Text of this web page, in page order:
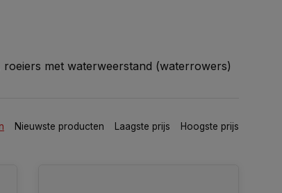
met waterweerstand (waterrowers)
Nieuwste producten Laagste prijs Hoogste prijs